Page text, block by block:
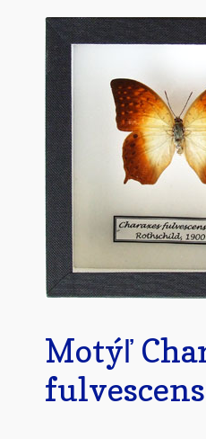
Motýľ